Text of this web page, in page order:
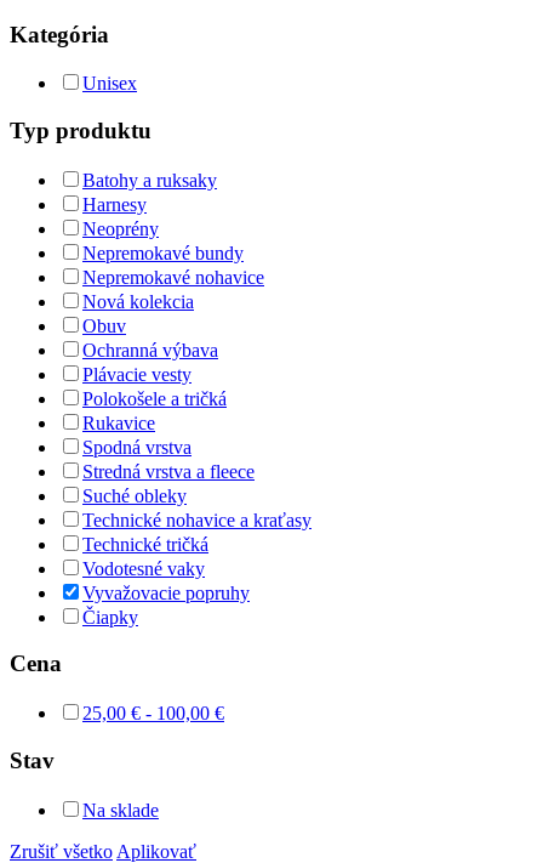
Kategória
Unisex
Typ produktu
Batohy a ruksaky
Harnesy
Neoprény
Nepremokavé bundy
Nepremokavé nohavice
Nová kolekcia
Obuv
Ochranná výbava
Plávacie vesty
Polokošele a tričká
Rukavice
Spodná vrstva
Stredná vrstva a fleece
Suché obleky
Technické nohavice a kraťasy
Technické tričká
Vodotesné vaky
Vyvažovacie popruhy
Čiapky
Cena
25,00 € - 100,00 €
Stav
Na sklade
Zrušiť všetko Aplikovať